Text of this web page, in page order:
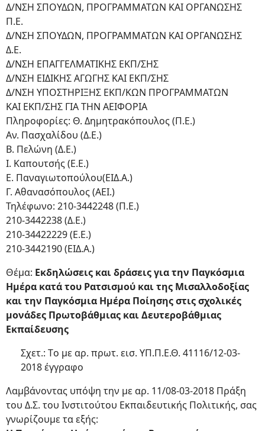
Δ/ΝΣΗ ΣΠΟΥΔΩΝ, ΠΡΟΓΡΑΜΜΑΤΩΝ ΚΑΙ ΟΡΓΑΝΩΣΗΣ
Π.Ε.
Δ/ΝΣΗ ΣΠΟΥΔΩΝ, ΠΡΟΓΡΑΜΜΑΤΩΝ ΚΑΙ ΟΡΓΑΝΩΣΗΣ
Δ.Ε.
Δ/ΝΣΗ ΕΠΑΓΓΕΛΜΑΤΙΚΗΣ ΕΚΠ/ΣΗΣ
Δ/ΝΣΗ ΕΙΔΙΚΗΣ ΑΓΩΓΗΣ ΚΑΙ ΕΚΠ/ΣΗΣ
Δ/ΝΣΗ ΥΠΟΣΤΗΡΙΞΗΣ ΕΚΠ/ΚΩΝ ΠΡΟΓΡΑΜΜΑΤΩΝ
ΚΑΙ ΕΚΠ/ΣΗΣ ΓΙΑ ΤΗΝ ΑΕΙΦΟΡΙΑ
Πληροφορίες: Θ. Δημητρακόπουλος (Π.Ε.)
Αν. Πασχαλίδου (Δ.Ε.)
Β. Πελώνη (Δ.Ε.)
Ι. Καπουτσής (Ε.Ε.)
Ε. Παναγιωτοπούλου(ΕΙΔ.Α.)
Γ. Αθανασόπουλος (ΑΕΙ.)
Τηλέφωνο: 210-3442248 (Π.Ε.)
210-3442238 (Δ.Ε.)
210-34422229 (Ε.Ε.)
210-3442190 (ΕΙΔ.Α.)
Θέμα: Εκδηλώσεις και δράσεις για την Παγκόσμια
Ημέρα κατά του Ρατσισμού και της Μισαλλοδοξίας
και την Παγκόσμια Ημέρα Ποίησης στις σχολικές
μονάδες Πρωτοβάθμιας και Δευτεροβάθμιας
Εκπαίδευσης
Σχετ.: Τo με αρ. πρωτ. εισ. ΥΠ.Π.Ε.Θ. 41116/12-03-
2018 έγγραφο
Λαμβάνοντας υπόψη την με αρ. 11/08-03-2018 Πράξη
του Δ.Σ. του Ινστιτούτου Εκπαιδευτικής Πολιτικής, σας
γνωρίζουμε τα εξής: